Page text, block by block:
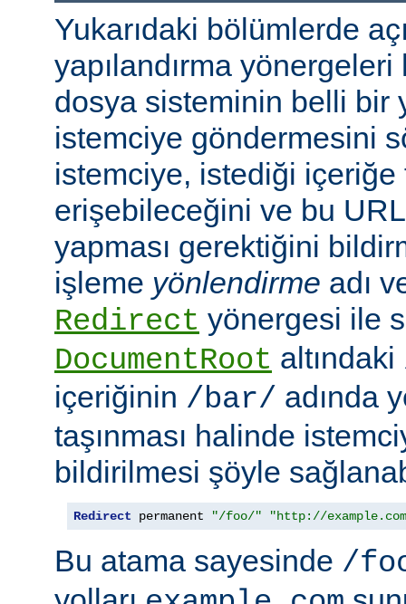
Yukarıdaki bölümlerde
yapılandırma yönergeleri
dosya sisteminin belli bir
istemciye göndermesini
istemciye, istediği içeriğe
erişebileceğini ve bu
yapması gerektiğini
işleme yönlendirme adı
Redirect yönergesi ile
DocumentRoot altındaki
içeriğinin /bar/ adında
taşınması halinde
bildirilmesi şöyle
Redirect permanent "/foo/" "http://
Bu atama sayesinde /